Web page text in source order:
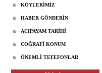
KÖYLERİMİZ
HABER GÖNDERİN
ACIPAYAM TARİHİ
COĞRAFİ KONUM
ÖNEMLİ TEFEFONLAR